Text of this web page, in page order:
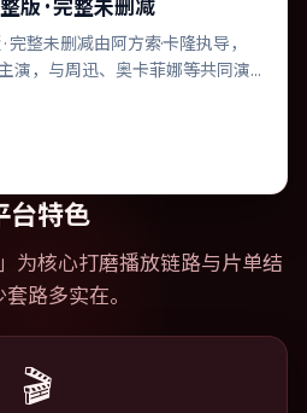
版 · 完整未删减
整未删减由阿方索·卡隆执导，
演，与周迅、奥卡菲娜等共同演
班底与取景来自中国台湾。失散
重逢。影片整体气质明快，节奏
喜欢强情节与细腻表演的观众。
台特色
」为核心打磨播放链路与片单结
路多实在。
🎬